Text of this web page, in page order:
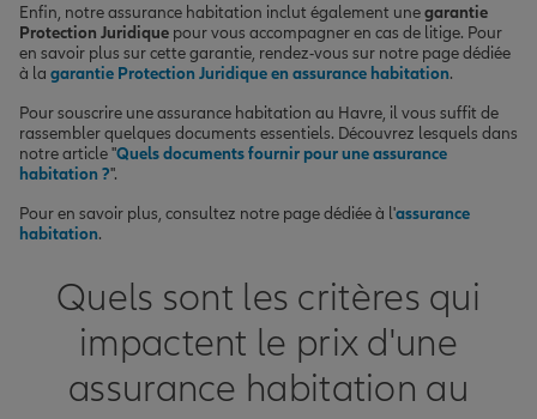
Enfin, notre assurance habitation inclut également unegarantie
Protection Juridique pour vous accompagner en cas de litige. Pour
en savoir plus sur cette garantie, rendez-vous sur notre page dédiée
à la garantie Protection Juridique en assurance habitation.
Pour souscrire une assurance habitation au Havre, il vous suffit de
rassembler quelques documents essentiels. Découvrez lesquels dans
notre article "Quels documents fournir pour une assurance
habitation ?".
Pour en savoir plus, consultez notre page dédiée à l'assurance
habitation.
Quels sont les critères qui
impactent le prix d'une
assurance habitation au